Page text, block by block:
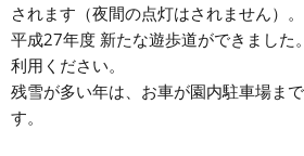
されます（夜間の点灯はされません）。
平成27年度 新たな遊歩道ができました
利用ください。
残雪が多い年は、お車が園内駐車場ま
す。